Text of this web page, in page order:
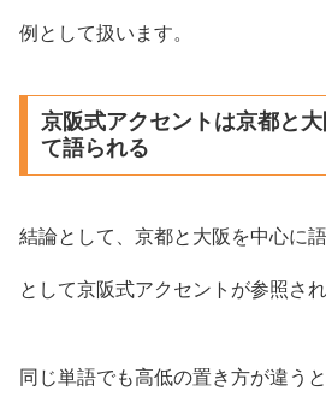
例として扱います。
京阪式アクセントは京都と
て語られる
結論として、京都と大阪を中心に
として京阪式アクセントが参照され
同じ単語でも高低の置き方が違う